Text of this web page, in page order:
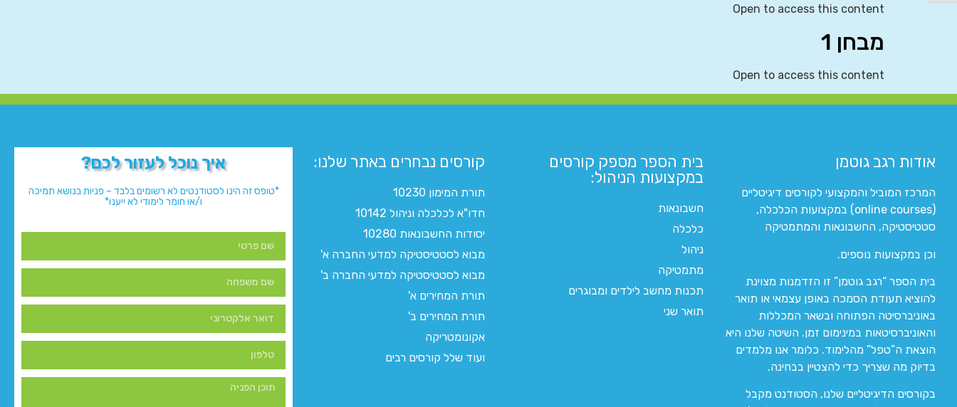
Open to access this content
מבחן 1
Open to access this content
אודות רגב גוטמן
המרכז המוביל והמקצועי לקורסים דיגיטליים
(online courses) במקצועות הכלכלה,
סטטיסטיקה, החשבונאות והמתמטיקה
וכן במקצועות נוספים.
בית הספר “רגב גוטמן” זו הזדמנות מצוינת
להוציא תעודת הסמכה באופן עצמאי או תואר
באוניברסיטה הפתוחה ובשאר המכללות
והאוניברסיטאות במינימום זמן. השיטה שלנו היא
הוצאת ה”טפל” מהלימוד. כלומר אנו מלמדים
בדיוק מה שצריך כדי להצטיין בבחינה.
בקורסים הדיגיטליים שלנו, הסטודנט מקבל
בית הספר מספק קורסים
במקצועות הניהול:
חשבונאות
כלכלה
ניהול
מתמטיקה
תכנות מחשב לילדים ומבוגרים
תואר שני
קורסים נבחרים באתר שלנו:​
תורת המימון 10230
חדו"א לכלכלה וניהול 10142
יסודות החשבונאות 10280
מבוא לסטטיסטיקה למדעי החברה א'
מבוא לסטטיסטיקה למדעי החברה ב'
תורת המחירים א'
תורת המחירים ב'
אקונומטריקה
ועוד שלל קורסים רבים
איך נוכל לעזור לכם?
*טופס זה הינו לסטודנטים לא רשומים בלבד – פניות בנושא תמיכה
ו/או חומר לימודי לא ייענו*